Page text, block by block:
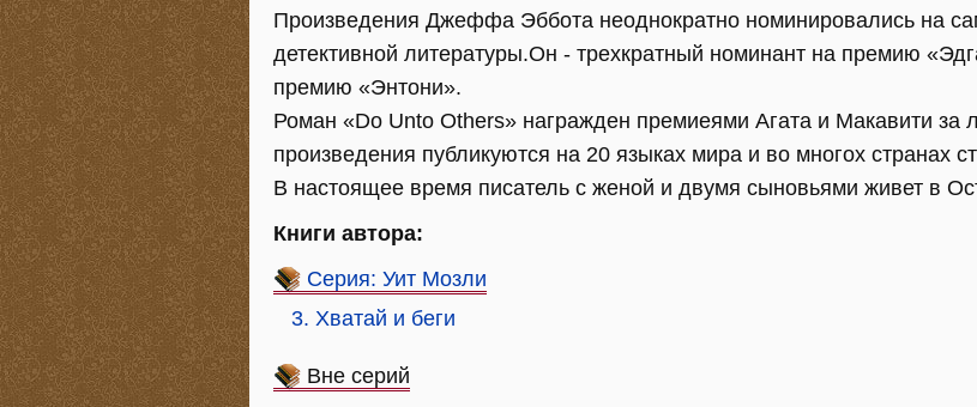
Произведения Джеффа Эббота неоднократно номинировались на
детективной литературы.Он - трехкратный номинант на премию
премию «Энтони».
Роман «Do Unto Others» награжден премиеями Агата и Макавити за
произведения публикуются на 20 языках мира и во многох странах
В настоящее время писатель с женой и двумя сыновьями живет в
Книги автора:
Серия: Уит Мозли
3. Хватай и беги
Вне серий